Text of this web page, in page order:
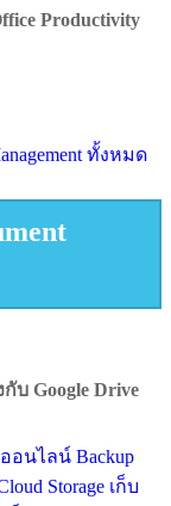
Productivity
ทั้งหมด
Google Drive
อนไลน์ Backup
Storage เก็บ